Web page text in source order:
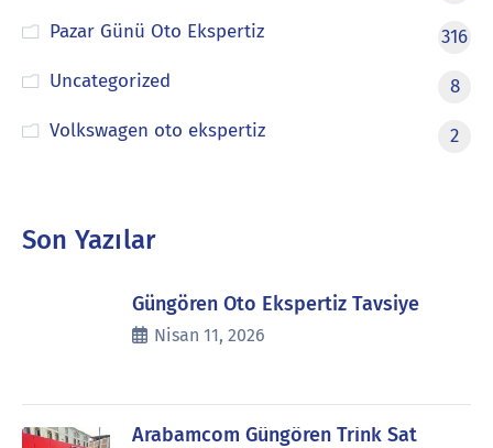
Pazar Günü Oto Ekspertiz
316
Uncategorized
8
Volkswagen oto ekspertiz
2
Son Yazılar
Güngören Oto Ekspertiz Tavsiye
Nisan 11, 2026
Arabamcom Güngören Trink Sat